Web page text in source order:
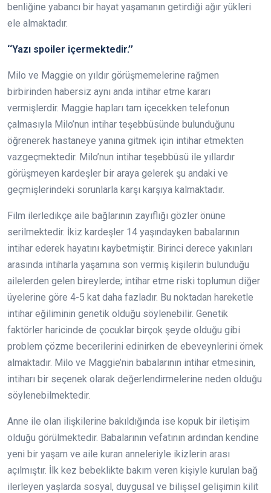
benliğine yabancı bir hayat yaşamanın getirdiği ağır yükleri
ele almaktadır.
‘‘Yazı spoiler içermektedir.’’
Milo ve Maggie on yıldır görüşmemelerine rağmen
birbirinden habersiz aynı anda intihar etme kararı
vermişlerdir. Maggie hapları tam içecekken telefonun
çalmasıyla Milo’nun intihar teşebbüsünde bulunduğunu
öğrenerek hastaneye yanına gitmek için intihar etmekten
vazgeçmektedir. Milo’nun intihar teşebbüsü ile yıllardır
görüşmeyen kardeşler bir araya gelerek şu andaki ve
geçmişlerindeki sorunlarla karşı karşıya kalmaktadır.
Film ilerledikçe aile bağlarının zayıflığı gözler önüne
serilmektedir. İkiz kardeşler 14 yaşındayken babalarının
intihar ederek hayatını kaybetmiştir. Birinci derece yakınları
arasında intiharla yaşamına son vermiş kişilerin bulunduğu
ailelerden gelen bireylerde; intihar etme riski toplumun diğer
üyelerine göre 4-5 kat daha fazladır. Bu noktadan hareketle
intihar eğiliminin genetik olduğu söylenebilir. Genetik
faktörler haricinde de çocuklar birçok şeyde olduğu gibi
problem çözme becerilerini edinirken de ebeveynlerini örnek
almaktadır. Milo ve Maggie’nin babalarının intihar etmesinin,
intiharı bir seçenek olarak değerlendirmelerine neden olduğu
söylenebilmektedir.
Anne ile olan ilişkilerine bakıldığında ise kopuk bir iletişim
olduğu görülmektedir. Babalarının vefatının ardından kendine
yeni bir yaşam ve aile kuran anneleriyle ikizlerin arası
açılmıştır. İlk kez bebeklikte bakım veren kişiyle kurulan bağ
ilerleyen yaşlarda sosyal, duygusal ve bilişsel gelişimin kilit